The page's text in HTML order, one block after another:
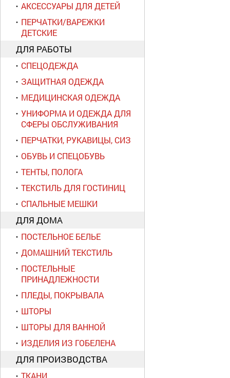
АКСЕССУАРЫ ДЛЯ ДЕТЕЙ
ПЕРЧАТКИ/ВАРЕЖКИ
ДЕТСКИЕ
ДЛЯ РАБОТЫ
СПЕЦОДЕЖДА
ЗАЩИТНАЯ ОДЕЖДА
МЕДИЦИНСКАЯ ОДЕЖДА
УНИФОРМА И ОДЕЖДА ДЛЯ
СФЕРЫ ОБСЛУЖИВАНИЯ
ПЕРЧАТКИ, РУКАВИЦЫ, СИЗ
ОБУВЬ И СПЕЦОБУВЬ
ТЕНТЫ, ПОЛОГА
ТЕКСТИЛЬ ДЛЯ ГОСТИНИЦ
СПАЛЬНЫЕ МЕШКИ
ДЛЯ ДОМА
ПОСТЕЛЬНОЕ БЕЛЬЕ
ДОМАШНИЙ ТЕКСТИЛЬ
ПОСТЕЛЬНЫЕ
ПРИНАДЛЕЖНОСТИ
ПЛЕДЫ, ПОКРЫВАЛА
ШТОРЫ
ШТОРЫ ДЛЯ ВАННОЙ
ИЗДЕЛИЯ ИЗ ГОБЕЛЕНА
ДЛЯ ПРОИЗВОДСТВА
ТКАНИ